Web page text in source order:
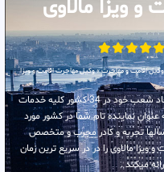
ویزا مالاوی
وکیل اقامت و مهاجرت»وکیل مهاجرت اقامت و ویزا
موسسه بین المللی ثبتا (Sabtta Group) با ایجاد شعب خود در 34 کشور کلیه خدمات
عنوان نماینده تام شما در کشور مورد
تجربه و کادر مجرب و متخصص
ویزا مالاوی را در در سریع ترین زمان
میکند .